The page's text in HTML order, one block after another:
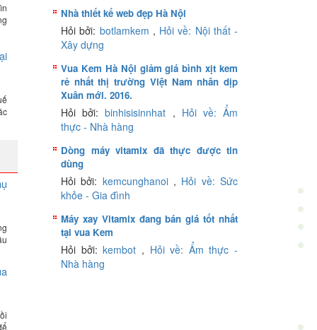
Nhà thiết kế web đẹp Hà Nội
Hỏi bởi: botlamkem , Hỏi về: Nội thất -
Xây dựng
Vua Kem Hà Nội giảm giá bình xịt kem
rẻ nhất thị trường Việt Nam nhân dịp
Xuân mới. 2016.
Hỏi bởi:binhisisinnhat , Hỏi về: Ẩm
thực - Nhà hàng
Dòng máy vitamix đã thực được tin
dùng
Hỏi bởi: kemcunghanoi , Hỏi về: Sức
khỏe - Gia đình
Máy xay Vitamix đang bán giá tốt nhất
tại vua Kem
Hỏi bởi:kembot , Hỏi về: Ẩm thực -
Nhà hàng